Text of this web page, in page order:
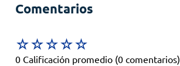
Comentarios
☆☆☆☆☆
0 Calificación promedio (0 comentarios)